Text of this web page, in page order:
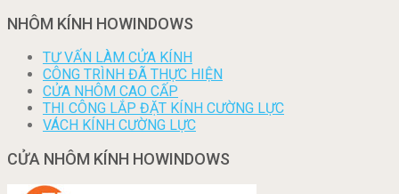
NHÔM KÍNH HOWINDOWS
TƯ VẤN LÀM CỬA KÍNH
CÔNG TRÌNH ĐÃ THỰC HIỆN
CỬA NHÔM CAO CẤP
THI CÔNG LẮP ĐẶT KÍNH CƯỜNG LỰC
VÁCH KÍNH CƯỜNG LỰC
CỬA NHÔM KÍNH HOWINDOWS